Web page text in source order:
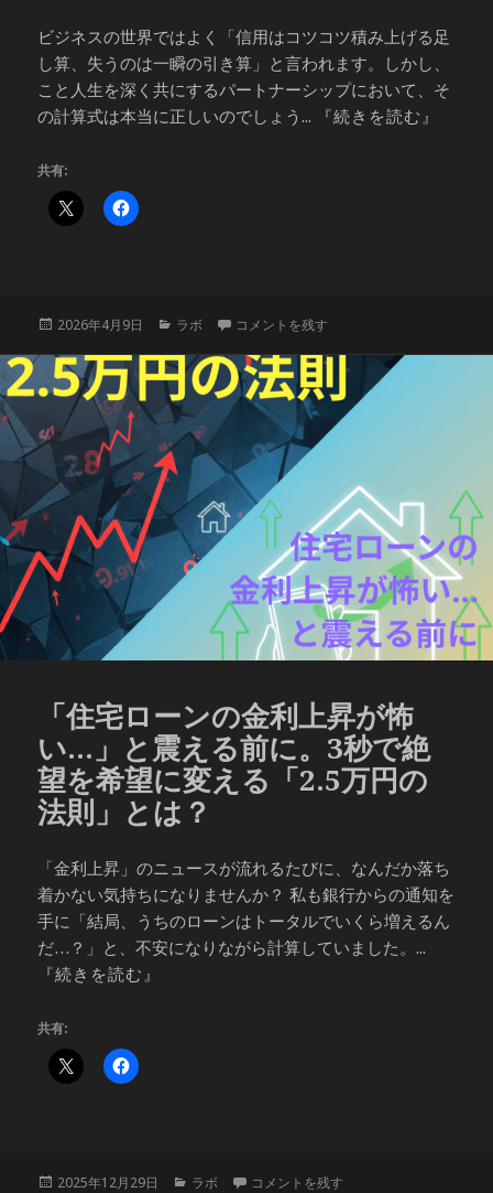
ビジネスの世界ではよく「信用はコツコツ積み上げる足
し算、失うのは一瞬の引き算」と言われます。しかし、
こと人生を深く共にするパートナーシップにおいて、そ
の計算式は本当に正しいのでしょう...
『続きを読む』
共有:
投
日:
2026年4月9日
カ
ゴ
リ
ー
ラボ 信用は「引き算」だが、信頼は「器」で
コメントを残す
「住宅ローンの金利上昇が怖
い…」と震える前に。3秒で絶
望を希望に変える「2.5万円の
法則」とは？
「金利上昇」のニュースが流れるたびに、なんだか落ち
着かない気持ちになりませんか？ 私も銀行からの通知を
手に「結局、うちのローンはトータルでいくら増えるん
だ…？」と、不安になりながら計算していました。...
『続きを読む』
共有:
投
2025年12月29日
カ
ラボ 「住宅ローンの金利上昇が怖い…」と
コメントを残す